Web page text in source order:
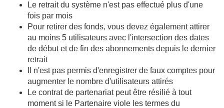
Le retrait du système n'est pas effectué plus d'une
fois par mois
Pour retirer des fonds, vous devez également attirer
au moins 5 utilisateurs avec l'intersection des dates
de début et de fin des abonnements depuis le dernier
retrait
Il n'est pas permis d'enregistrer de faux comptes pour
augmenter le nombre d'utilisateurs attirés
Le contrat de partenariat peut être résilié à tout
moment si le Partenaire viole les termes du